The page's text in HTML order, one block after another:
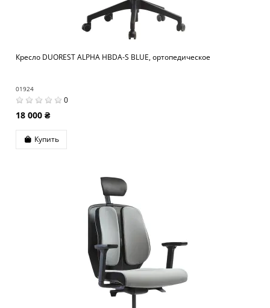
Кресло DUOREST ALPHA HBDA-S BLUE, ортопедическое
01924
0
18 000 ₴
Купить